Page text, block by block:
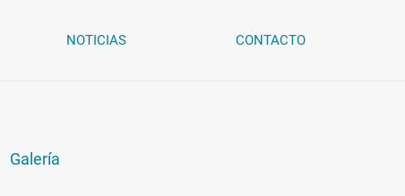
NOTICIAS CONTACTO
Galería